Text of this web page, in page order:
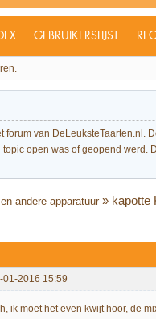
GEBRUIKERSLIJST
forum van
open was of geopend
andere apparatuur » kapotte
01-2016 15:59
ik moet het even kwijt hoor, de